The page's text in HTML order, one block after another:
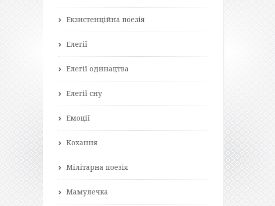
Екзистенційна поезія
Елегії
Елегії одинацтва
Елегії сну
Емоції
Кохання
Мілітарна поезія
Мамулечка